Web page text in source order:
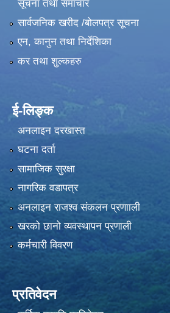
सूचना तथा समाचार
सार्वजनिक खरीद /बोलपत्र सूचना
एन, कानुन तथा निर्देशिका
कर तथा शुल्कहरु
ई-लिङ्क
अनलाइन दरखास्त
घटना दर्ता
सामाजिक सुरक्षा
नागरिक वडापत्र
अनलाइन राजश्व संकलन प्रणााली
खरको छानो व्यवस्थापन प्रणाली
कर्मचारी विवरण
प्रतिवेदन